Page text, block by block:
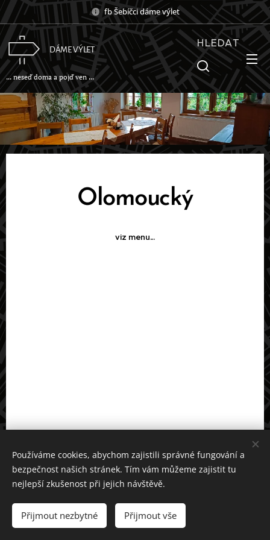
fb Šebíčci dáme výlet
DÁME VÝLET
... neseď doma a pojď ven ...
HLEDAT
Olomoucký
viz menu...
Dáme výlet. neseď doma a pojď ven © 2021
Vytvořeno službou Webnode
Používáme cookies, abychom zajistili správné fungování a
bezpečnost našich stránek. Tím vám můžeme zajistit tu
nejlepší zkušenost při jejich návštěvě.
Přijmout nezbytné Přijmout vše